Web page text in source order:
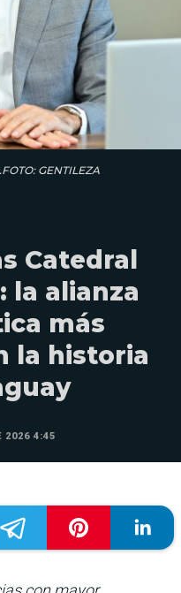
GENTILEZA
Catedral
la alianza
más
la historia
2026 4:45